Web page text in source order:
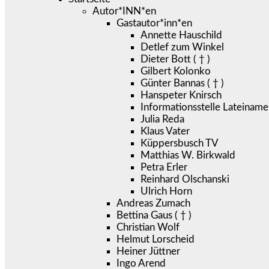
Autor*INN*en
Gastautor*inn*en
Annette Hauschild
Detlef zum Winkel
Dieter Bott ( † )
Gilbert Kolonko
Günter Bannas ( † )
Hanspeter Knirsch
Informationsstelle
Julia Reda
Klaus Vater
Küppersbusch TV
Matthias W. Birkwald
Petra Erler
Reinhard Olschanski
Ulrich Horn
Andreas Zumach
Bettina Gaus ( † )
Christian Wolf
Helmut Lorscheid
Heiner Jüttner
Ingo Arend